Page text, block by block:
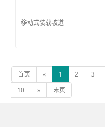
移动式装载坡道
首页 « 1 2 3
10
» 末页